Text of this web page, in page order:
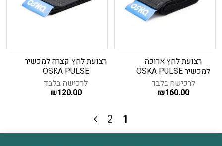
רצועת לחץ ארוכה
למכשיר OSKA PULSE
לרכישה בלבד
₪160.00
רצועת לחץ קצרה למכשיר
OSKA PULSE
לרכישה בלבד
₪120.00
1
2